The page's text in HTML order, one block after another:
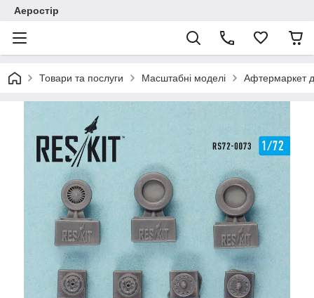
Аеростір
Товари та послуги Масштабні моделі Афтермаркет